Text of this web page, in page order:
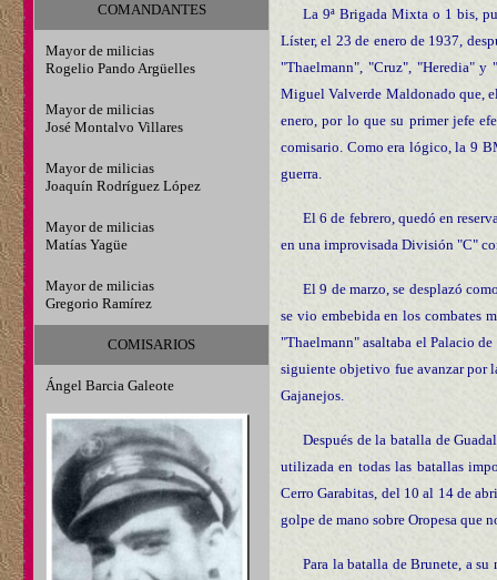
COMANDANTES
La 9ª Brigada Mixta o 1 bis,
Líster, el 23 de enero de 1937,
"Thaelmann", "Cruz", "Heredia" y
Miguel Valverde Maldonado que,
enero, por lo que su primer jefe
comisario. Como era lógico, la 9
guerra.
El 6 de febrero, quedó en
en una improvisada División "C"
El 9 de marzo, se desplazó
se vio embebida en los combates
"Thaelmann" asaltaba el Palacio
siguiente objetivo fue avanzar por
Gajanejos.
Después de la batalla de
utilizada en todas las batallas
Cerro Garabitas, del 10 al 14 de
golpe de mano sobre Oropesa que
Para la batalla de Brunete, a
Mayor de milicias
Rogelio Pando Argüelles
Mayor de milicias
José Montalvo Villares
Mayor de milicias
Joaquín Rodríguez López
Mayor de milicias
Matías Yagüe
Mayor de milicias
Gregorio Ramírez
COMISARIOS
Ángel Barcia Galeote